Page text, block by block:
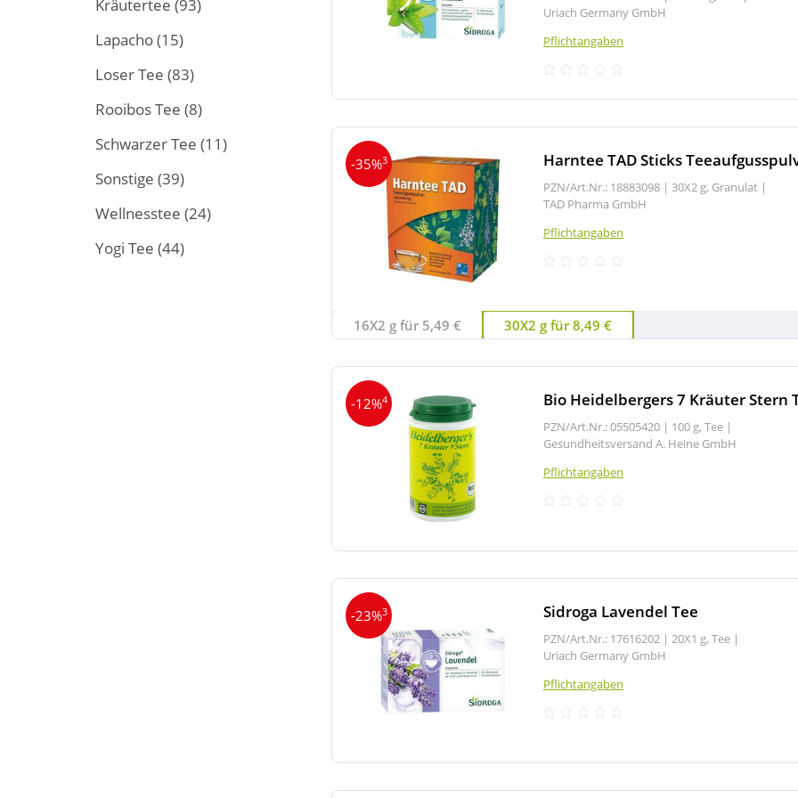
Kräutertee (93)
Lapacho(15)
Loser Tee (83)
Rooibos Tee (8)
Schwarzer Tee (11)
Sonstige (39)
Wellnesstee (24)
Yogi Tee (44)
Uriach Germany GmbH
Pflichtangaben
-35%3 Harntee TAD Sticks
PZN/Art.Nr.: 18883098 | 30X2 g, Granulat |
TAD Pharma GmbH
Pflichtangaben
16X2 g für 5,49 € 30X2 g für 8,49 €
-12%4 Bio Heidelbergers 7 Kräuter Stern
PZN/Art.Nr.: 05505420 | 100 g, Tee |
Gesundheitsversand A. Heine GmbH
Pflichtangaben
-23%3 Sidroga Lavendel Tee
PZN/Art.Nr.: 17616202 | 20X1 g, Tee |
Uriach Germany GmbH
Pflichtangaben